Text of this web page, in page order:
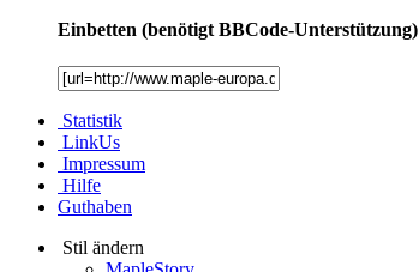
Einbetten (benötigt BBCode-Unterstützung)
Statistik
LinkUs
Impressum
Hilfe
Guthaben
Stil ändern